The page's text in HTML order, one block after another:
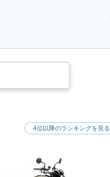
4位以降のランキングを見る